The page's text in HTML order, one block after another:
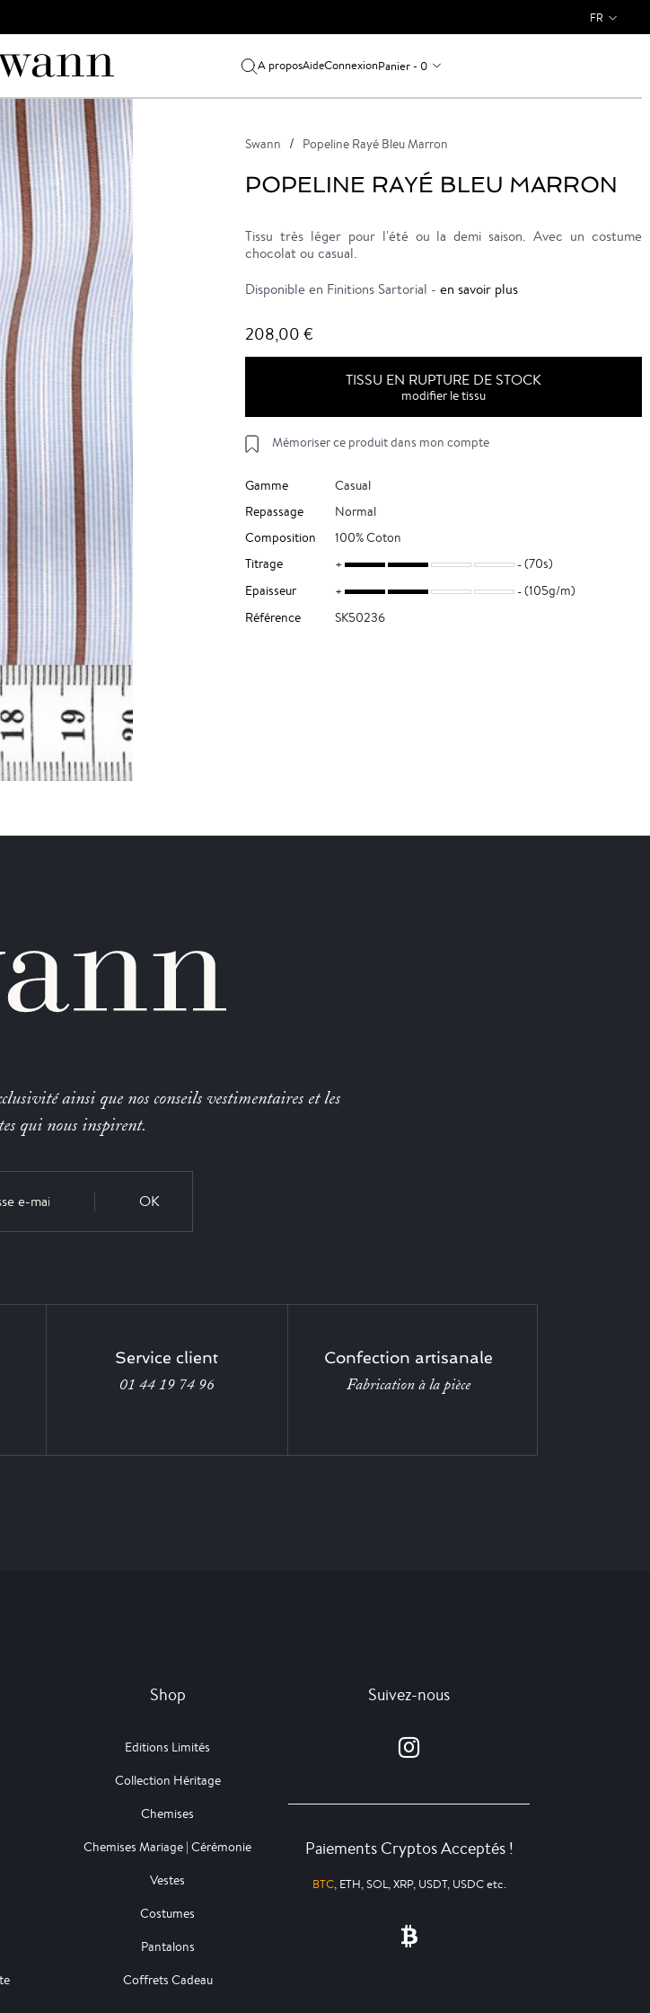
FR
A proposAideConnexionPanier - 0
Swann Popeline Rayé Bleu Marron
POPELINE RAYÉ BLEU MARRON
Tissu très léger pour l'été ou la demi saison. Avec un costume
chocolat ou casual.
Disponible en Finitions Sartorial - en savoir plus
208,00 €
TISSU EN RUPTURE DE STOCK
modifier le tissu
Mémoriser ce produit dans mon compte
Gamme
Casual
Repassage
Normal
Composition
100% Coton
Titrage
(70s)
Epaisseur
(105g/m)
Référence
SK50236
ainsi que nos conseils vestimentaires et les
qui nous inspirent.
OK
Service client
01 44 19 74 96
Confection artisanale
Fabrication à la pièce
Shop
Editions Limités
Collection Héritage
Chemises
Chemises Mariage | Cérémonie
Vestes
Costumes
Pantalons
Coffrets Cadeau
Suivez-nous
Paiements Cryptos Acceptés !
BTC, ETH, SOL, XRP, USDT, USDC etc.